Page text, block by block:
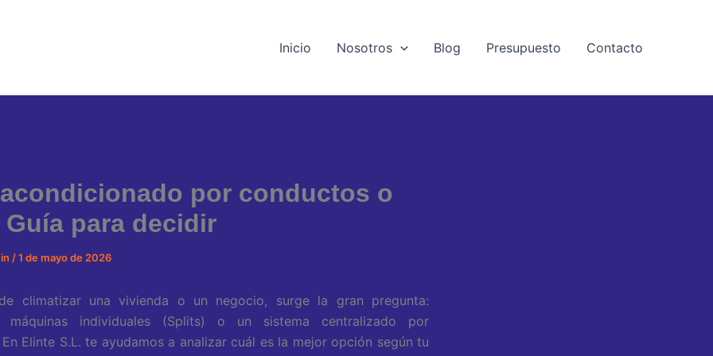
Inicio Nosotros Blog Presupuesto Contacto
por conductos o
para decidir
/1 de mayo de 2026
climatizar una vivienda o un negocio, surge la gran pregunta:
máquinas individuales (Splits) o un sistema centralizado por
Elinte S.L. te ayudamos a analizar cuál es la mejor opción según tu